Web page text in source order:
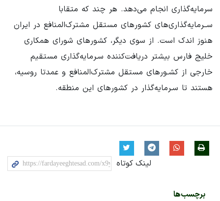
سرمایه‌گذاری انجام می‌دهد. هر چند که متقابا
ســرمایه‌گذاری‌های کشورهای مستقل مشترک‌المنافع در ایران
هنوز اندک است. از سوی دیگر، کشورهای شورای همکاری
خلیج فارس بیشتر دریافت‌کننده سـرمایه‌گذاری مستقیم
خارجی از کشـورهای مستقل مشترک‌المنافع و عمدتا روسیه،
هستند تا سـرمایه‌گذار در کشورهای این منطقه.
لینک کوتاه
برچسب‌ها